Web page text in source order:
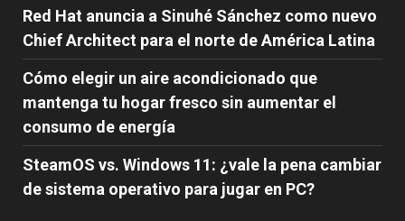
Red Hat anuncia a Sinuhé Sánchez como nuevo
Chief Architect para el norte de América Latina
Cómo elegir un aire acondicionado que
mantenga tu hogar fresco sin aumentar el
consumo de energía
SteamOS vs. Windows 11: ¿vale la pena cambiar
de sistema operativo para jugar en PC?